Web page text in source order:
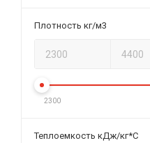
Плотность кг/м3
2300
Теплоемкость кДж/кг*С